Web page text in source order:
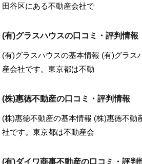
田谷区にある不動産会社で
(有)グラスハウスの口コミ・評判情報
(有)グラスハウスの基本情報 (有)グラス
産会社です。東京都は不動
(株)惠徳不動産の口コミ・評判情報
(株)惠徳不動産の基本情報 (株)惠徳不動
社です。東京都は不動産会
(有)ダイワ商事不動産の口コミ・評判